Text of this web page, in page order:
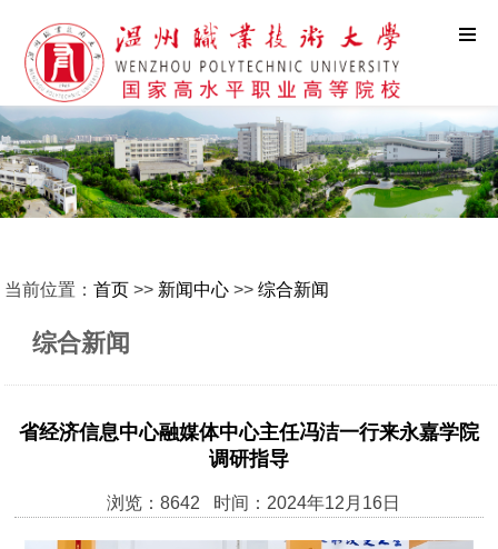
当前位置：首页 >> 新闻中心 >>综合新闻
综合新闻
省经济信息中心融媒体中心主任冯洁一行来永嘉学院
调研指导
浏览：8642 时间：2024年12月16日